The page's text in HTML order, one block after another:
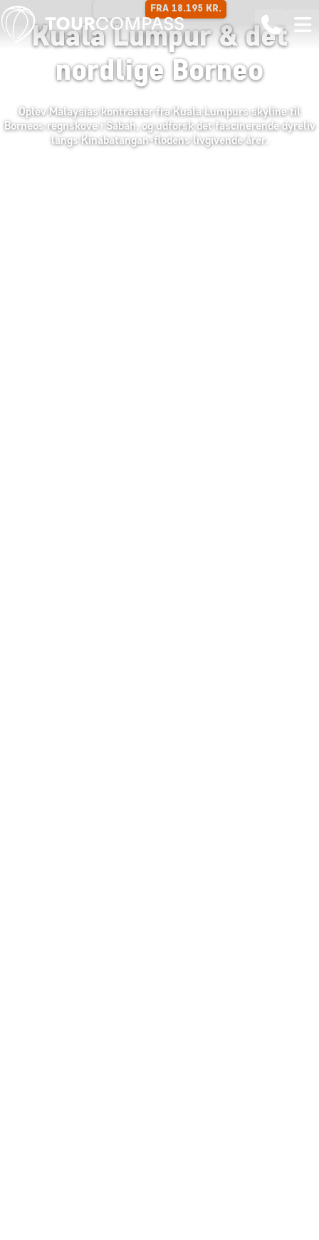
FRA 18.195 KR.
Kuala Lumpur & det
nordlige Borneo
Oplev Malaysias kontraster fra Kuala Lumpurs skyline til
Borneos regnskove i Sabah, og udforsk det fascinerende dyreliv
langs Kinabatangan-flodens livgivende årer.